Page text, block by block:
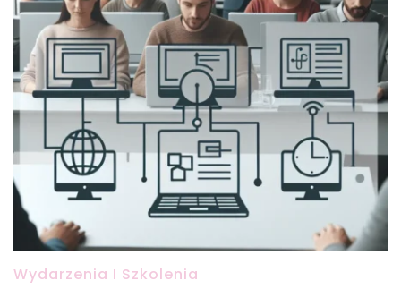
Wydarzenia I Szkolenia